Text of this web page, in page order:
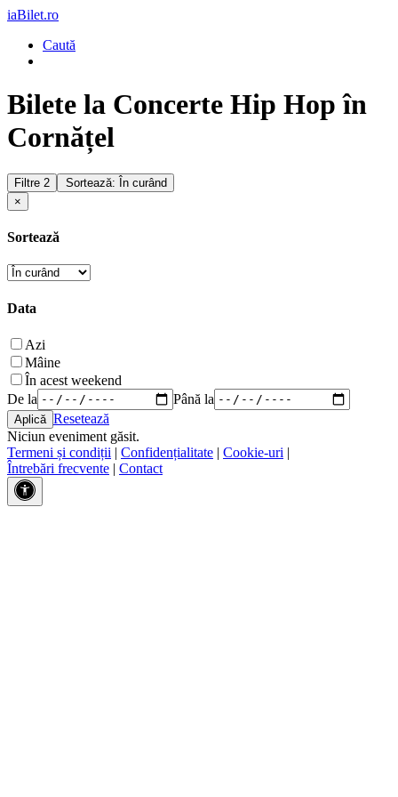
iaBilet.ro
Caută
Bilete la Concerte Hip Hop în
Cornățel
Filtre 2
Sortează: În curând
×
Sortează
Data
Azi
Mâine
În acest weekend
De la
Până la
Resetează
Niciun eveniment găsit.
Termeni și condiții | Confidențialitate | Cookie-uri |
Întrebări frecvente | Contact